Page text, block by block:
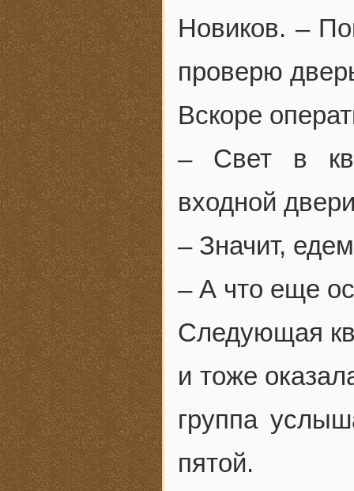
Новиков. –
проверю
Вскоре
– Свет в
входной
– Значит,
– А что еще
Следующая
и тоже
группа
пятой.